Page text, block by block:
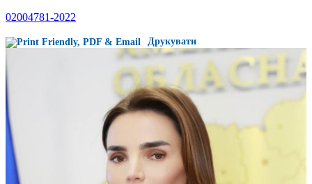
02004781-2022
Друкувати